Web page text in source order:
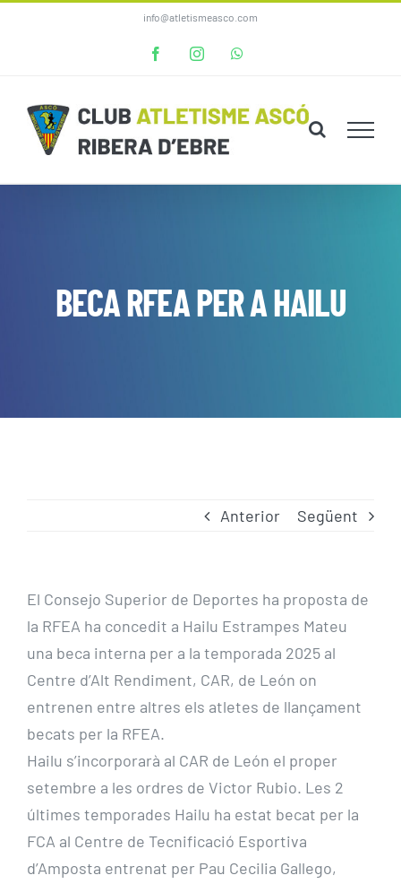
info@atletismeasco.com
FacebookInstagram
BECA RFEA PER A HAILU
Anterior Següent
El Consejo Superior de Deportes ha proposta de
la RFEA ha concedit a Hailu Estrampes Mateu
una beca interna per a la temporada 2025 al
Centre d’Alt Rendiment, CAR, de León on
entrenen entre altres els atletes de llançament
becats per la RFEA.
Hailu s’incorporarà al CAR de León el proper
setembre a les ordres de Victor Rubio. Les 2
últimes temporades Hailu ha estat becat per la
FCA al Centre de Tecnificació Esportiva
d’Amposta entrenat per Pau Cecilia Gallego,